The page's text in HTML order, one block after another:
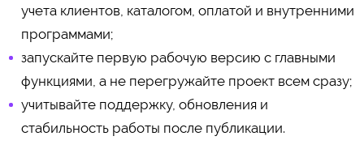
учета клиентов, каталогом, оплатой и внутренними
программами;
запускайте первую рабочую версию с главными
функциями, а не перегружайте проект всем сразу;
учитывайте поддержку, обновления и
стабильность работы после публикации.